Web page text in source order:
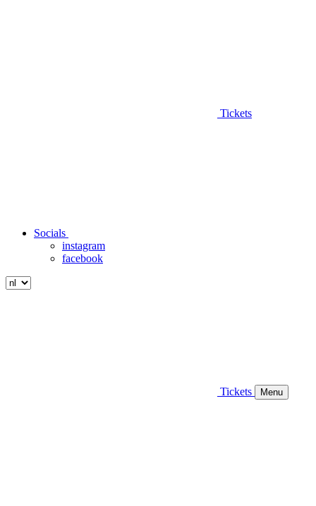
Tickets
Socials
instagram
facebook
Tickets Menu